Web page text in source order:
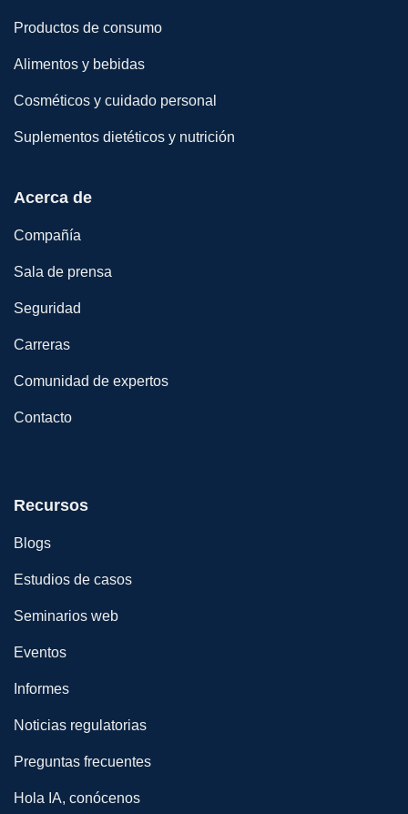
Productos de consumo
Alimentos y bebidas
Cosméticos y cuidado personal
Suplementos dietéticos y nutrición
Acerca de
Compañía
Sala de prensa
Seguridad
Carreras
Comunidad de expertos
Contacto
Recursos
Blogs
Estudios de casos
Seminarios web
Eventos
Informes
Noticias regulatorias
Preguntas frecuentes
Hola IA, conócenos